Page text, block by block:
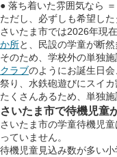
● 落ち着いた雰囲気なら
ただし、必ずしも希望し
さいたま市では2026年現在
か所と、民設の学童が断然
そのため、学校外の単独
クラブのようにお誕生日
祭り、水鉄砲遊びにスイ
たくさんあるため、単独
さいたま市で待機児童
さいたま市の学童待機児
っていません。
待機児童見込み数が多い小